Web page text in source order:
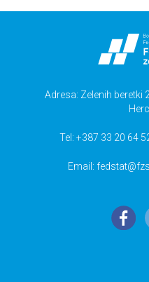
Adresa: Zelenih beretki
Tel: +387 33 20 64
Email: